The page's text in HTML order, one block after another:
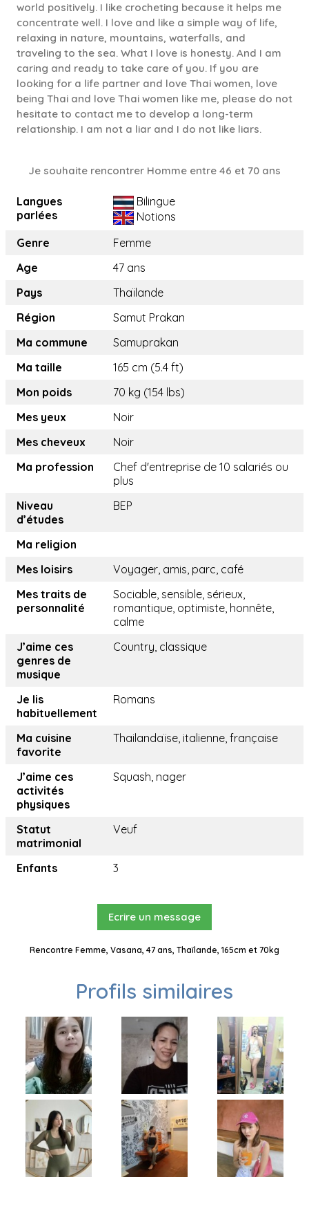
world positively. I like crocheting because it helps me
concentrate well. I love and like a simple way of life,
relaxing in nature, mountains, waterfalls, and
traveling to the sea. What I love is honesty. And I am
caring and ready to take care of you. If you are
looking for a life partner and love Thai women, love
being Thai and love Thai women like me, please do not
hesitate to contact me to develop a long-term
relationship. I am not a liar and I do not like liars.
Je souhaite rencontrer Homme entre 46 et 70 ans
Langues
parlées
Bilingue
Notions
Genre
Femme
Age
47 ans
Pays
Thaïlande
Région
Samut Prakan
Ma commune
Samuprakan
Ma taille
165 cm (5.4 ft)
Mon poids
70 kg (154 lbs)
Mes yeux
Noir
Mes cheveux
Noir
Ma profession
Chef d'entreprise de 10 salariés ou
plus
Niveau
d’études
BEP
Ma religion
Mes loisirs
Voyager, amis, parc, café
Mes traits de
personnalité
Sociable, sensible, sérieux,
romantique, optimiste, honnête,
calme
J’aime ces
genres de
musique
Country, classique
Je lis
habituellement
Romans
Ma cuisine
favorite
Thailandaïse, italienne, française
J’aime ces
activités
physiques
Squash, nager
Statut
matrimonial
Veuf
Enfants 3
Ecrire un message
Rencontre Femme, Vasana, 47 ans, Thaïlande, 165cm et 70kg
Profils similaires